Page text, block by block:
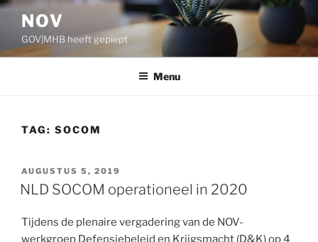
Ga
inhoud
NOV
GOV|MHB heeft gepiept
Menu
TAG: SOCOM
GEPLAATST
OP
AUGUSTUS 5, 2019
NLD SOCOM operationeel in 2020
Tijdens de plenaire vergadering van de NOV-
werkgroep Defensiebeleid en Krijgsmacht (D&K) op 4